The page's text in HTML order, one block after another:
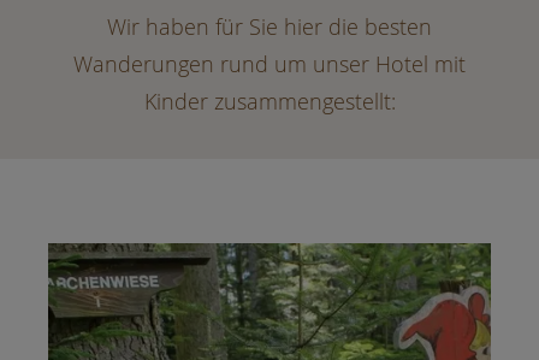
Wir haben für Sie hier die besten
Wanderungen rund um unser Hotel mit
Kinder zusammengestellt: